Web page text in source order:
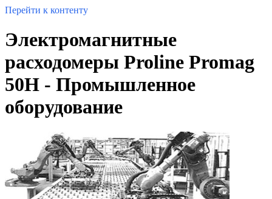
Перейти к контенту
Электромагнитные
расходомеры Proline Promag
50H - Промышленное
оборудование